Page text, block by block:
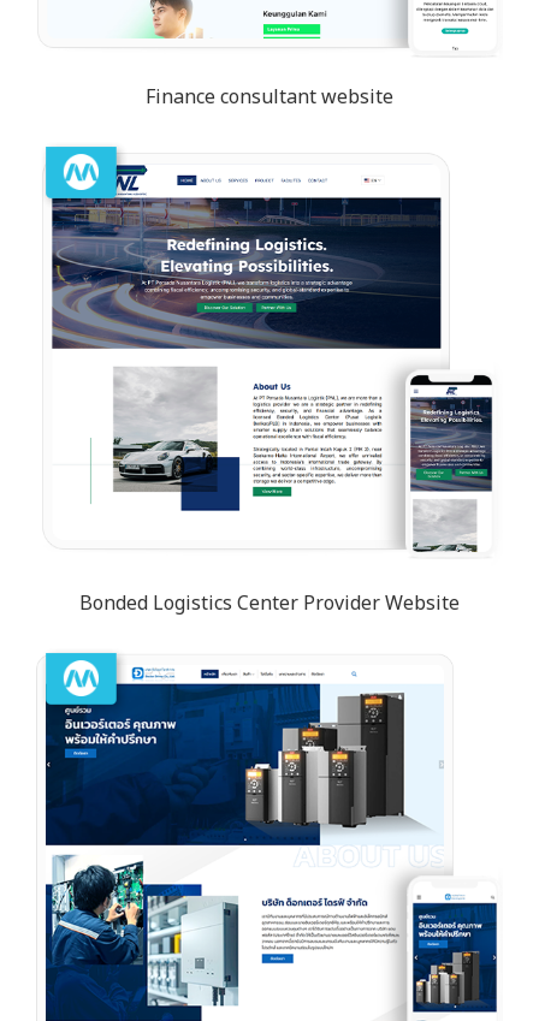
Finance consultant website
Bonded Logistics Center Provider Website